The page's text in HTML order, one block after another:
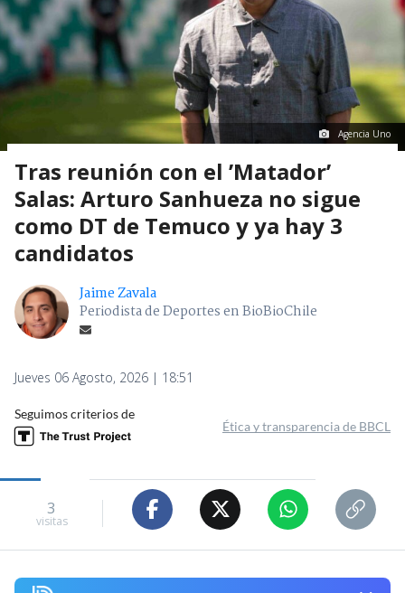
Agencia Uno
Tras reunión con el ’Matador’
Salas: Arturo Sanhueza no sigue
como DT de Temuco y ya hay 3
candidatos
Jaime Zavala
Periodista de Deportes en BioBioChile
Jueves 06 Agosto, 2026 | 18:51
Seguimos criterios de
Ética y transparencia de BBCL
3
visitas